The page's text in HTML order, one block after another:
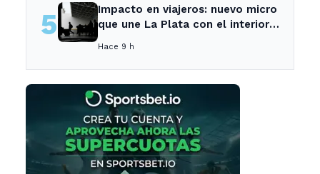
5
Impacto en viajeros: nuevo micro
que une La Plata con el interior
Hace 9 h